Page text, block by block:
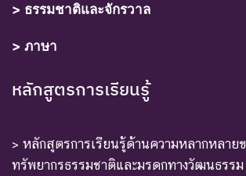
> ธรรมชาติและจักรวาล
> ภาษา
หลักสูตรการเรียนรู้
> หลักสูตรการเรียนรู้ด้านความหลากหลาย
ทรัพยากรธรรมชาติและมรดกทางวัฒนธรร